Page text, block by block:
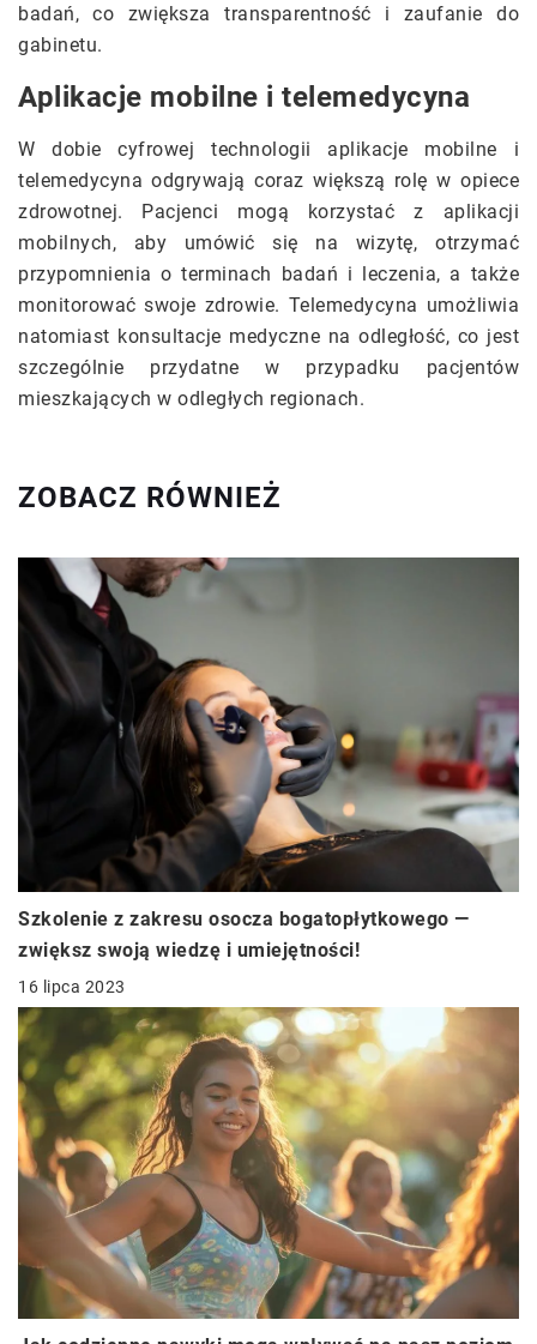
badań, co zwiększa transparentność i zaufanie do
gabinetu.
Aplikacje mobilne i telemedycyna
W dobie cyfrowej technologii aplikacje mobilne i
telemedycyna odgrywają coraz większą rolę w opiece
zdrowotnej. Pacjenci mogą korzystać z aplikacji
mobilnych, aby umówić się na wizytę, otrzymać
przypomnienia o terminach badań i leczenia, a także
monitorować swoje zdrowie. Telemedycyna umożliwia
natomiast konsultacje medyczne na odległość, co jest
szczególnie przydatne w przypadku pacjentów
mieszkających w odległych regionach.
ZOBACZ RÓWNIEŻ
Szkolenie z zakresu osocza bogatopłytkowego —
zwiększ swoją wiedzę i umiejętności!
16 lipca 2023